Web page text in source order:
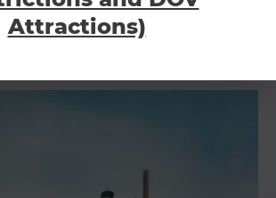
U6
Attractions)